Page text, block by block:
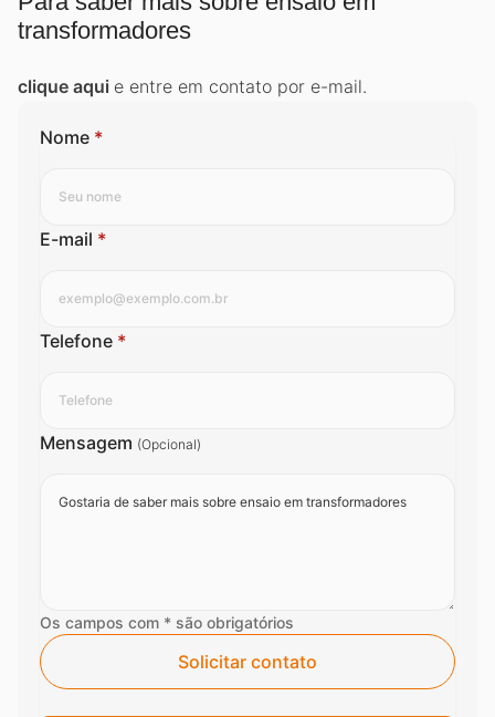
transformadores
clique aqui e entre em contato por e-mail.
Nome *
E-mail *
Telefone *
Mensagem (Opcional)
Os campos com * são obrigatórios
Solicitar contato